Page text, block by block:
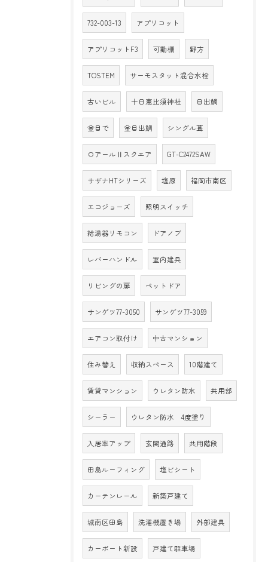
732-003-13 アプリコット
アプリコットF3 可動棚 野方
TOSTEM サーモスタット混合水栓
古いビル 十日恵比須神社 目出鯛
金目で 金目出鯛 シングル葺
ロアールⅡスクエア GT-C2472SAW
サザナHTシリーズ 塩原 福岡市南区
エコジョーズ 照明スイッチ
給湯器リモコン ドアノブ
レバーハンドル 室内建具
リビングの扉 ペットドア
サンゲツ77-3050 サンゲツ77-3059
エアコン取付け 中古マンション
住み替え 収納スペース 10階建て
賃貸マンション ウレタン防水 共用部
シーラー ウレタン防水 4度塗り
入居率アップ 玄関通路 共用階段
田島ルーフィング 塩ビシート
カーテンレール 新築戸建て
城南区田島 洗濯機置き場 外部建具
カーポート新設 戸建て駐車場